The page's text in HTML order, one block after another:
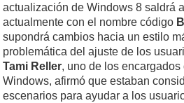
actualización de Windows 8 saldrá
actualmente con el nombre código
supondrá cambios hacia un estilo
problemática del ajuste de los
Tami Reller, uno de los
Windows, afirmó que estaban
escenarios para ayudar a los